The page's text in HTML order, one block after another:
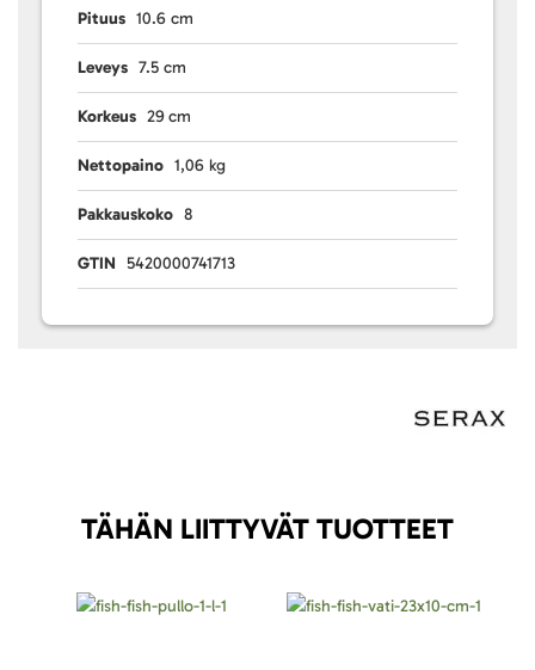
Pituus 10.6 cm
Leveys 7.5 cm
Korkeus 29 cm
Nettopaino 1,06 kg
Pakkauskoko 8
GTIN 5420000741713
TÄHÄN LIITTYVÄT TUOTTEET